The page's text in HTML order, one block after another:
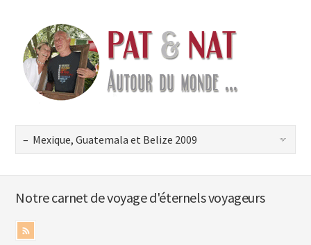
Notre carnet de voyage d'éternels voyageurs